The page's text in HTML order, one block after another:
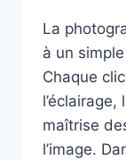
La
à un
Chaque
maîtrise
l’image.